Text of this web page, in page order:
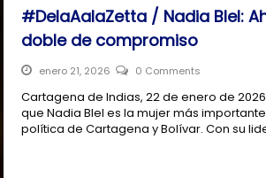
#DelaAalaZetta / Nadia Blel:
doble de compromiso
enero 21, 2026 0 Comments
Cartagena de Indias, 22 de enero de
que Nadia Blel es la mujer más
política de Cartagena y Bolívar. Con su